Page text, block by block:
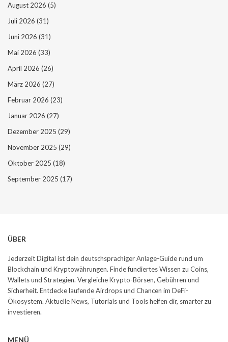
August 2026 (5)
Juli 2026 (31)
Juni 2026 (31)
Mai 2026 (33)
April 2026 (26)
März 2026 (27)
Februar 2026 (23)
Januar 2026 (27)
Dezember 2025 (29)
November 2025 (29)
Oktober 2025 (18)
September 2025 (17)
ÜBER
Jederzeit Digital ist dein deutschsprachiger Anlage-Guide rund um
Blockchain und Kryptowährungen. Finde fundiertes Wissen zu Coins,
Wallets und Strategien. Vergleiche Krypto-Börsen, Gebühren und
Sicherheit. Entdecke laufende Airdrops und Chancen im DeFi-
Ökosystem. Aktuelle News, Tutorials und Tools helfen dir, smarter zu
investieren.
MENÜ